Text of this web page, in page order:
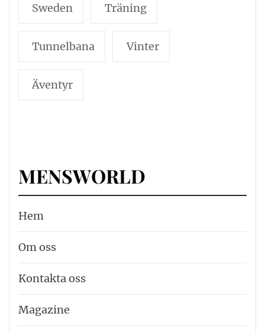
Sweden Träning
Tunnelbana Vinter
Äventyr
MENSWORLD
Hem
Om oss
Kontakta oss
Magazine